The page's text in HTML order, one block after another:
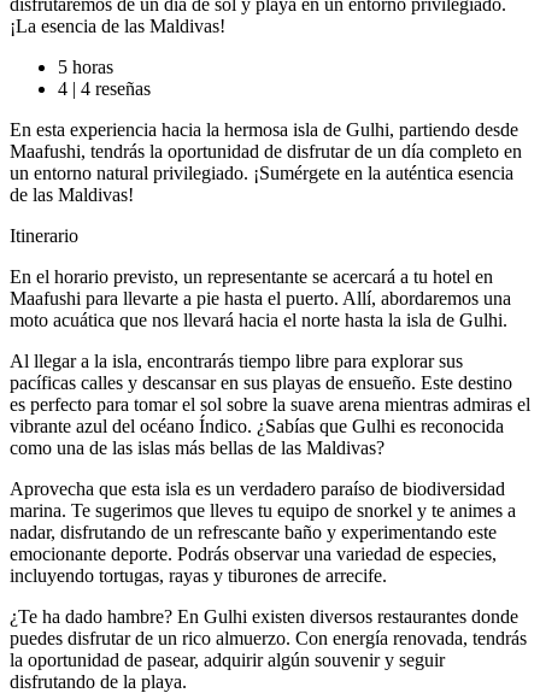
¡La esencia de las Maldivas!
5 horas
4 | 4 reseñas
En esta experiencia hacia la hermosa isla de Gulhi, partiendo desde
Maafushi, tendrás la oportunidad de disfrutar de un día completo en
un entorno natural privilegiado. ¡Sumérgete en la auténtica esencia
de las Maldivas!
Itinerario
En el horario previsto, un representante se acercará a tu hotel en
Maafushi para llevarte a pie hasta el puerto. Allí, abordaremos una
moto acuática que nos llevará hacia el norte hasta la isla de Gulhi.
Al llegar a la isla, encontrarás tiempo libre para explorar sus
pacíficas calles y descansar en sus playas de ensueño. Este destino
es perfecto para tomar el sol sobre la suave arena mientras admiras el
vibrante azul del océano Índico. ¿Sabías que Gulhi es reconocida
como una de las islas más bellas de las Maldivas?
Aprovecha que esta isla es un verdadero paraíso de biodiversidad
marina. Te sugerimos que lleves tu equipo de snorkel y te animes a
nadar, disfrutando de un refrescante baño y experimentando este
emocionante deporte. Podrás observar una variedad de especies,
incluyendo tortugas, rayas y tiburones de arrecife.
¿Te ha dado hambre? En Gulhi existen diversos restaurantes donde
puedes disfrutar de un rico almuerzo. Con energía renovada, tendrás
la oportunidad de pasear, adquirir algún souvenir y seguir
disfrutando de la playa.